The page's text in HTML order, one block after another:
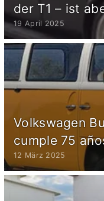
der T1 – ist
19 April 2025
Volkswagen
cumple 75
12 März 2025